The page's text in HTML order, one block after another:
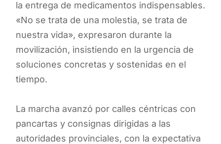
la entrega de medicamentos indispensables.
«No se trata de una molestia, se trata de
nuestra vida», expresaron durante la
movilización, insistiendo en la urgencia de
soluciones concretas y sostenidas en el
tiempo.
La marcha avanzó por calles céntricas con
pancartas y consignas dirigidas a las
autoridades provinciales, con la expectativa